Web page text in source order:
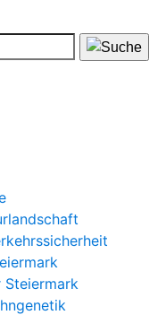
Steiermark